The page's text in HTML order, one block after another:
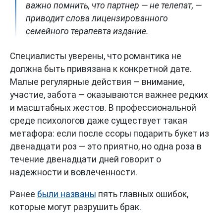
важно помнить, что партнер — не телепат, —
приводит слова лицензированного
семейного терапевта издание.
Специалисты уверены, что романтика не
должна быть привязана к конкретной дате.
Малые регулярные действия — внимание,
участие, забота — оказываются важнее редких
и масштабных жестов. В профессиональной
среде психологов даже существует такая
метафора: если после ссоры подарить букет из
двенадцати роз — это приятно, но одна роза в
течение двенадцати дней говорит о
надежности и вовлеченности.
Ранее были названы пять главных ошибок,
которые могут разрушить брак.